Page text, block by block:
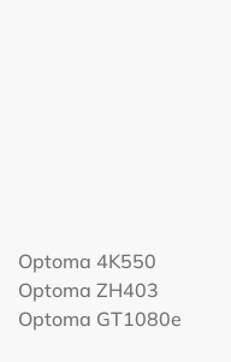
Optoma 4K550
Optoma ZH403
Optoma GT1080e